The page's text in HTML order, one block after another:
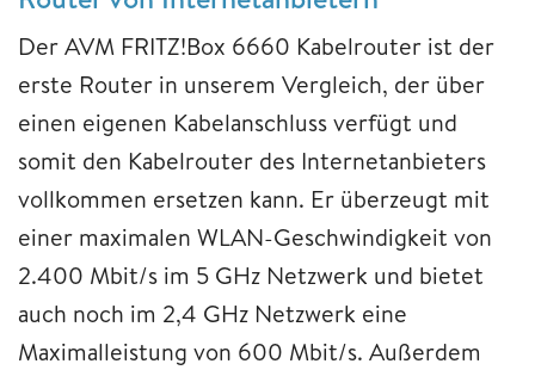
Der AVM FRITZ!Box 6660 Kabelrouter ist der
erste Router in unserem Vergleich, der über
einen eigenen Kabelanschluss verfügt und
somit den Kabelrouter des Internetanbieters
vollkommen ersetzen kann. Er überzeugt mit
einer maximalen WLAN-Geschwindigkeit von
2.400 Mbit/s im 5 GHz Netzwerk und bietet
auch noch im 2,4 GHz Netzwerk eine
Maximalleistung von 600 Mbit/s. Außerdem